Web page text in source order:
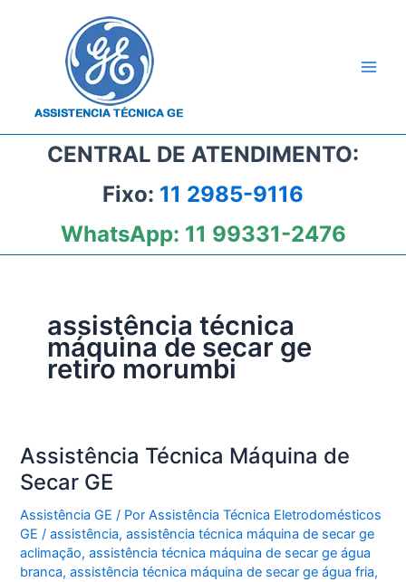
CENTRAL DE ATENDIMENTO:
Fixo: 11 2985-9116
WhatsApp: 11 99331-2476
assistência técnica
máquina de secar ge
retiro morumbi
Assistência Técnica Máquina de
Secar GE
Assistência GE / PorAssistência Técnica Eletrodomésticos
GE/assistência,assistência técnica máquina de secar ge
aclimação,assistência técnica máquina de secar ge água
branca,assistência técnica máquina de secar ge água fria,